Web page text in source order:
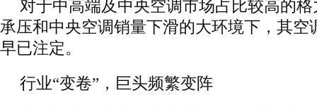
对于中高端及中央空调市场占比较高的
承压和中央空调销量下滑的大环境下，其空
早已注定。
行业“变卷”，巨头频繁变阵